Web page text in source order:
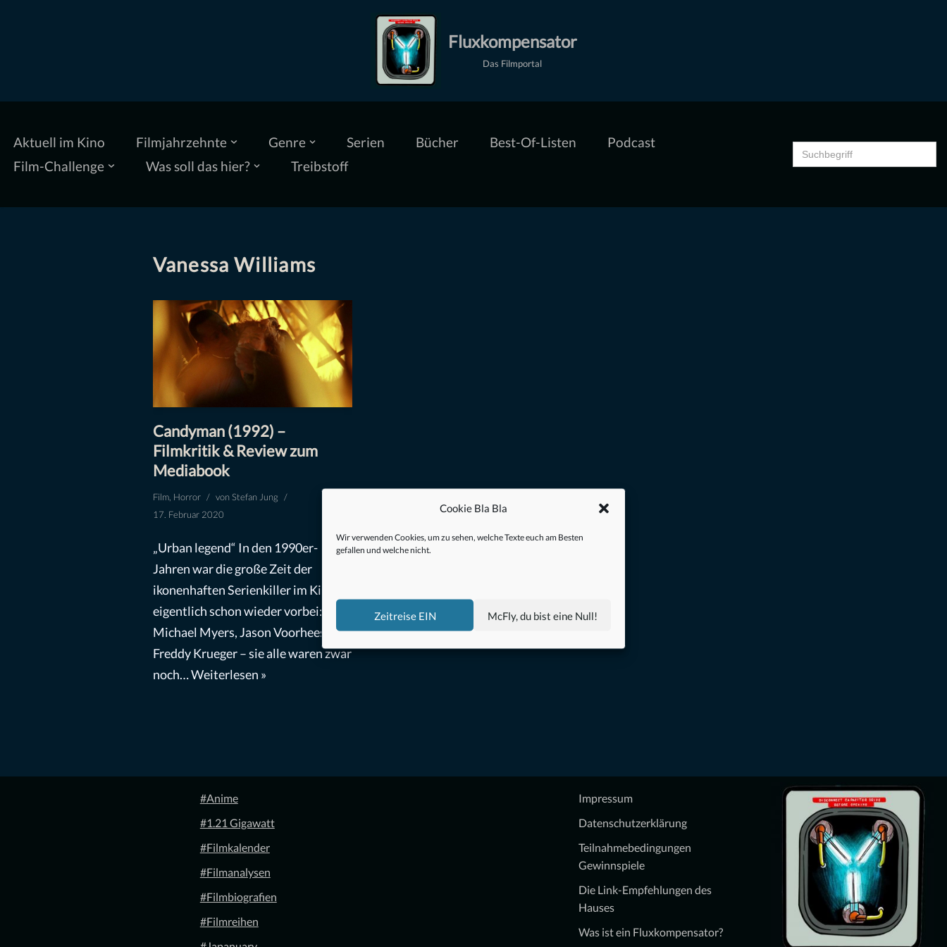
Cookie Bla Bla
Wir verwenden Cookies, um zu sehen, welche Texte euch am Besten
gefallen und welche nicht.
Zeitreise EIN McFly, du bist eine Null!
Fluxkompensator
Das Filmportal
Aktuell im Kino Filmjahrzehnte Genre Serien Bücher Best-Of-Listen
Podcast
Film-Challenge
Was soll das hier? Treibstoff
Search
for:
Vanessa Williams
Candyman (1992) –
Filmkritik & Review zum
Mediabook
Film, Horror vonStefan Jung
17. Februar 2020
„Urban legend“ In den 1990er-
Jahren war die große Zeit der
ikonenhaften Serienkiller im Kino
eigentlich schon wieder vorbei:
Michael Myers, Jason Voorhees,
Freddy Krueger – sie alle waren zwar
noch…Weiterlesen »
#Anime
#1.21 Gigawatt
#Filmkalender
#Filmanalysen
#Filmbiografien
#Filmreihen
Impressum
Datenschutzerklärung
Teilnahmebedingungen
Gewinnspiele
Die Link-Empfehlungen des
Hauses
Was ist ein Fluxkompensator?